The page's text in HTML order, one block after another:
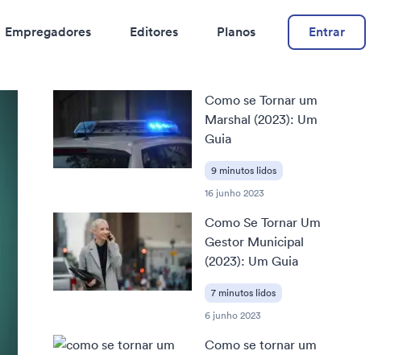
Empregadores Editores Planos Entrar
Como se Tornar um
Marshal (2023): Um
Guia
9 minutos lidos
16 junho 2023
Como Se Tornar Um
Gestor Municipal
(2023): Um Guia
7 minutos lidos
6 junho 2023
Como se tornar um